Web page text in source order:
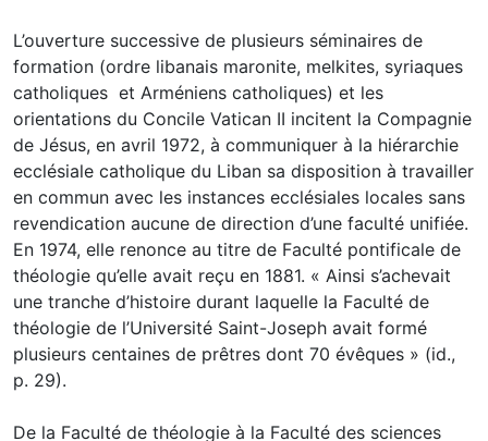
L’ouverture successive de plusieurs séminaires de
formation (ordre libanais maronite, melkites, syriaques
catholiques et Arméniens catholiques) et les
orientations du Concile Vatican II incitent la Compagnie
de Jésus, en avril 1972, à communiquer à la hiérarchie
ecclésiale catholique du Liban sa disposition à travailler
en commun avec les instances ecclésiales locales sans
revendication aucune de direction d’une faculté unifiée.
En 1974, elle renonce au titre de Faculté pontificale de
théologie qu’elle avait reçu en 1881. « Ainsi s’achevait
une tranche d’histoire durant laquelle la Faculté de
théologie de l’Université Saint-Joseph avait formé
plusieurs centaines de prêtres dont 70 évêques » (id.,
p. 29).
De la Faculté de théologie à la Faculté des sciences